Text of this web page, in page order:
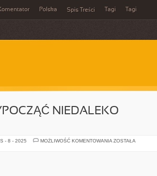
Polska Spis Treści Tagi Tagi
NIEDALEKO
- 8 - 2025 MOŻLIWOŚĆ KOMENTOWANIA W
ZOSTAŁA